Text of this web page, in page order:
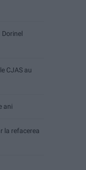
Dorinel
CJAS au
ani
la refacerea